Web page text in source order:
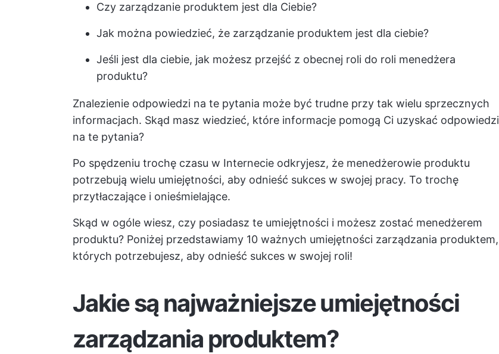
Czy zarządzanie produktem jest dla Ciebie?
Jak można powiedzieć, że zarządzanie produktem jest dla ciebie?
Jeśli jest dla ciebie, jak możesz przejść z obecnej roli do roli menedżera
produktu?
Znalezienie odpowiedzi na te pytania może być trudne przy tak wielu sprzecznych
informacjach. Skąd masz wiedzieć, które informacje pomogą Ci uzyskać odpowiedzi
na te pytania?
Po spędzeniu trochę czasu w Internecie odkryjesz, że menedżerowie produktu
potrzebują wielu umiejętności, aby odnieść sukces w swojej pracy. To trochę
przytłaczające i onieśmielające.
Skąd w ogóle wiesz, czy posiadasz te umiejętności i możesz zostać menedżerem
produktu? Poniżej przedstawiamy 10 ważnych umiejętności zarządzania produktem,
których potrzebujesz, aby odnieść sukces w swojej roli!
Jakie są najważniejsze umiejętności
zarządzania produktem?